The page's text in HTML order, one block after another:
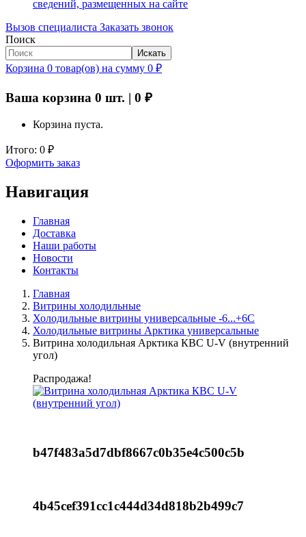
сведений, размещенных на сайте
Вызов специалиста Заказать звонок
Поиск
Искать
Корзина 0 товар(ов) на сумму 0 ₽
Ваша корзина 0 шт. | 0 ₽
Корзина пуста.
Итого: 0 ₽
Оформить заказ
Навигация
Главная
Доставка
Наши работы
Новости
Контакты
Главная
Витрины холодильные
Холодильные витрины универсальные -6...+6C
Холодильные витрины Арктика универсальные
Витрина холодильная Арктика КВС U-V (внутренний
угол)
Распродажа!
b47f483a5d7dbf8667c0b35e4c500c5b
4b45cef391cc1c444d34d818b2b499c7